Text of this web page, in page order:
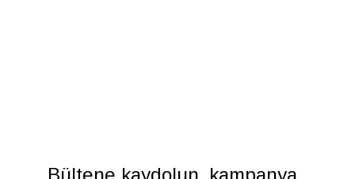
Bültene kaydolun, kampanya